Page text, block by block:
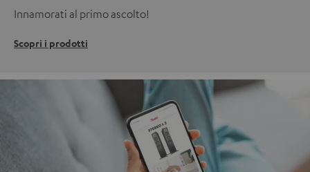
Innamorati al primo ascolto!
Scopri i prodotti